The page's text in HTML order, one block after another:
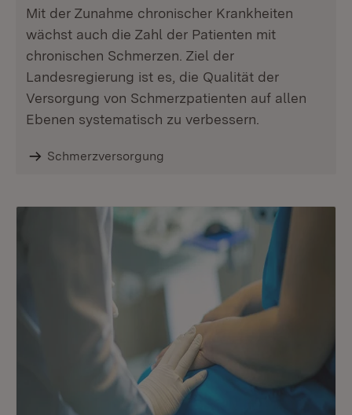
Mit der Zunahme chronischer Krankheiten
wächst auch die Zahl der Patienten mit
chronischen Schmerzen. Ziel der
Landesregierung ist es, die Qualität der
Versorgung von Schmerzpatienten auf allen
Ebenen systematisch zu verbessern.
Schmerzversorgung